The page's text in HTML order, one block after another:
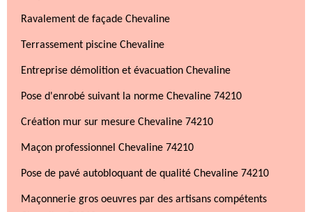
Ravalement de façade Chevaline
Terrassement piscine Chevaline
Entreprise démolition et évacuation Chevaline
Pose d'enrobé suivant la norme Chevaline 74210
Création mur sur mesure Chevaline 74210
Maçon professionnel Chevaline 74210
Pose de pavé autobloquant de qualité Chevaline 74210
Maçonnerie gros oeuvres par des artisans compétents